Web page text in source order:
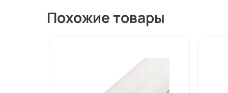
Похожие товары